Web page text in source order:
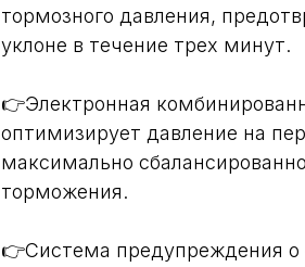
тормозного давления,
уклоне в течение трех минут.
👉Электронная
оптимизирует давление на
максимально
торможения.
👉Система предупреждения о